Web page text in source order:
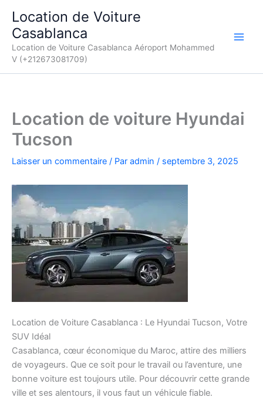
contenu
Location de Voiture
Casablanca
Location de Voiture Casablanca Aéroport Mohammed
V (+212673081709)
Location de voiture Hyundai
Tucson
Laisser un commentaire / Par admin / septembre 3, 2025
Location de Voiture Casablanca : Le Hyundai Tucson, Votre
SUV Idéal
Casablanca, cœur économique du Maroc, attire des milliers
de voyageurs. Que ce soit pour le travail ou l’aventure, une
bonne voiture est toujours utile. Pour découvrir cette grande
ville et ses alentours, il vous faut un véhicule fiable.